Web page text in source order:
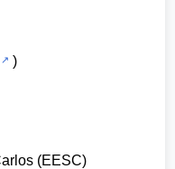
)
(EESC)